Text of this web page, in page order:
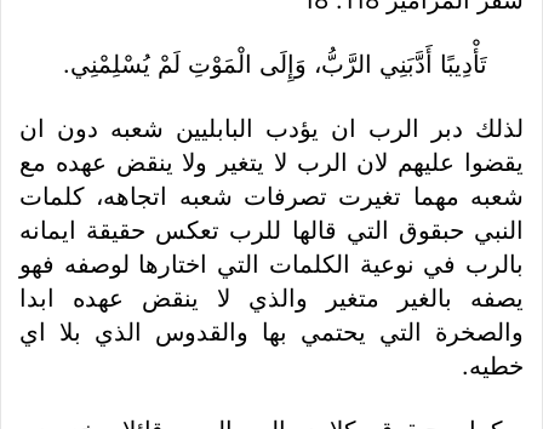
تَأْدِيبًا أَدَّبَنِي الرَّبُّ، وَإِلَى الْمَوْتِ لَمْ يُسْلِمْنِي.
لذلك دبر الرب ان يؤدب البابليين شعبه دون ان
يقضوا عليهم لان الرب لا يتغير ولا ينقض عهده مع
شعبه مهما تغيرت تصرفات شعبه اتجاهه، كلمات
النبي حبقوق التي قالها للرب تعكس حقيقة ايمانه
بالرب في نوعية الكلمات التي اختارها لوصفه فهو
يصفه بالغير متغير والذي لا ينقض عهده ابدا
والصخرة التي يحتمي بها والقدوس الذي بلا اي
خطيه.